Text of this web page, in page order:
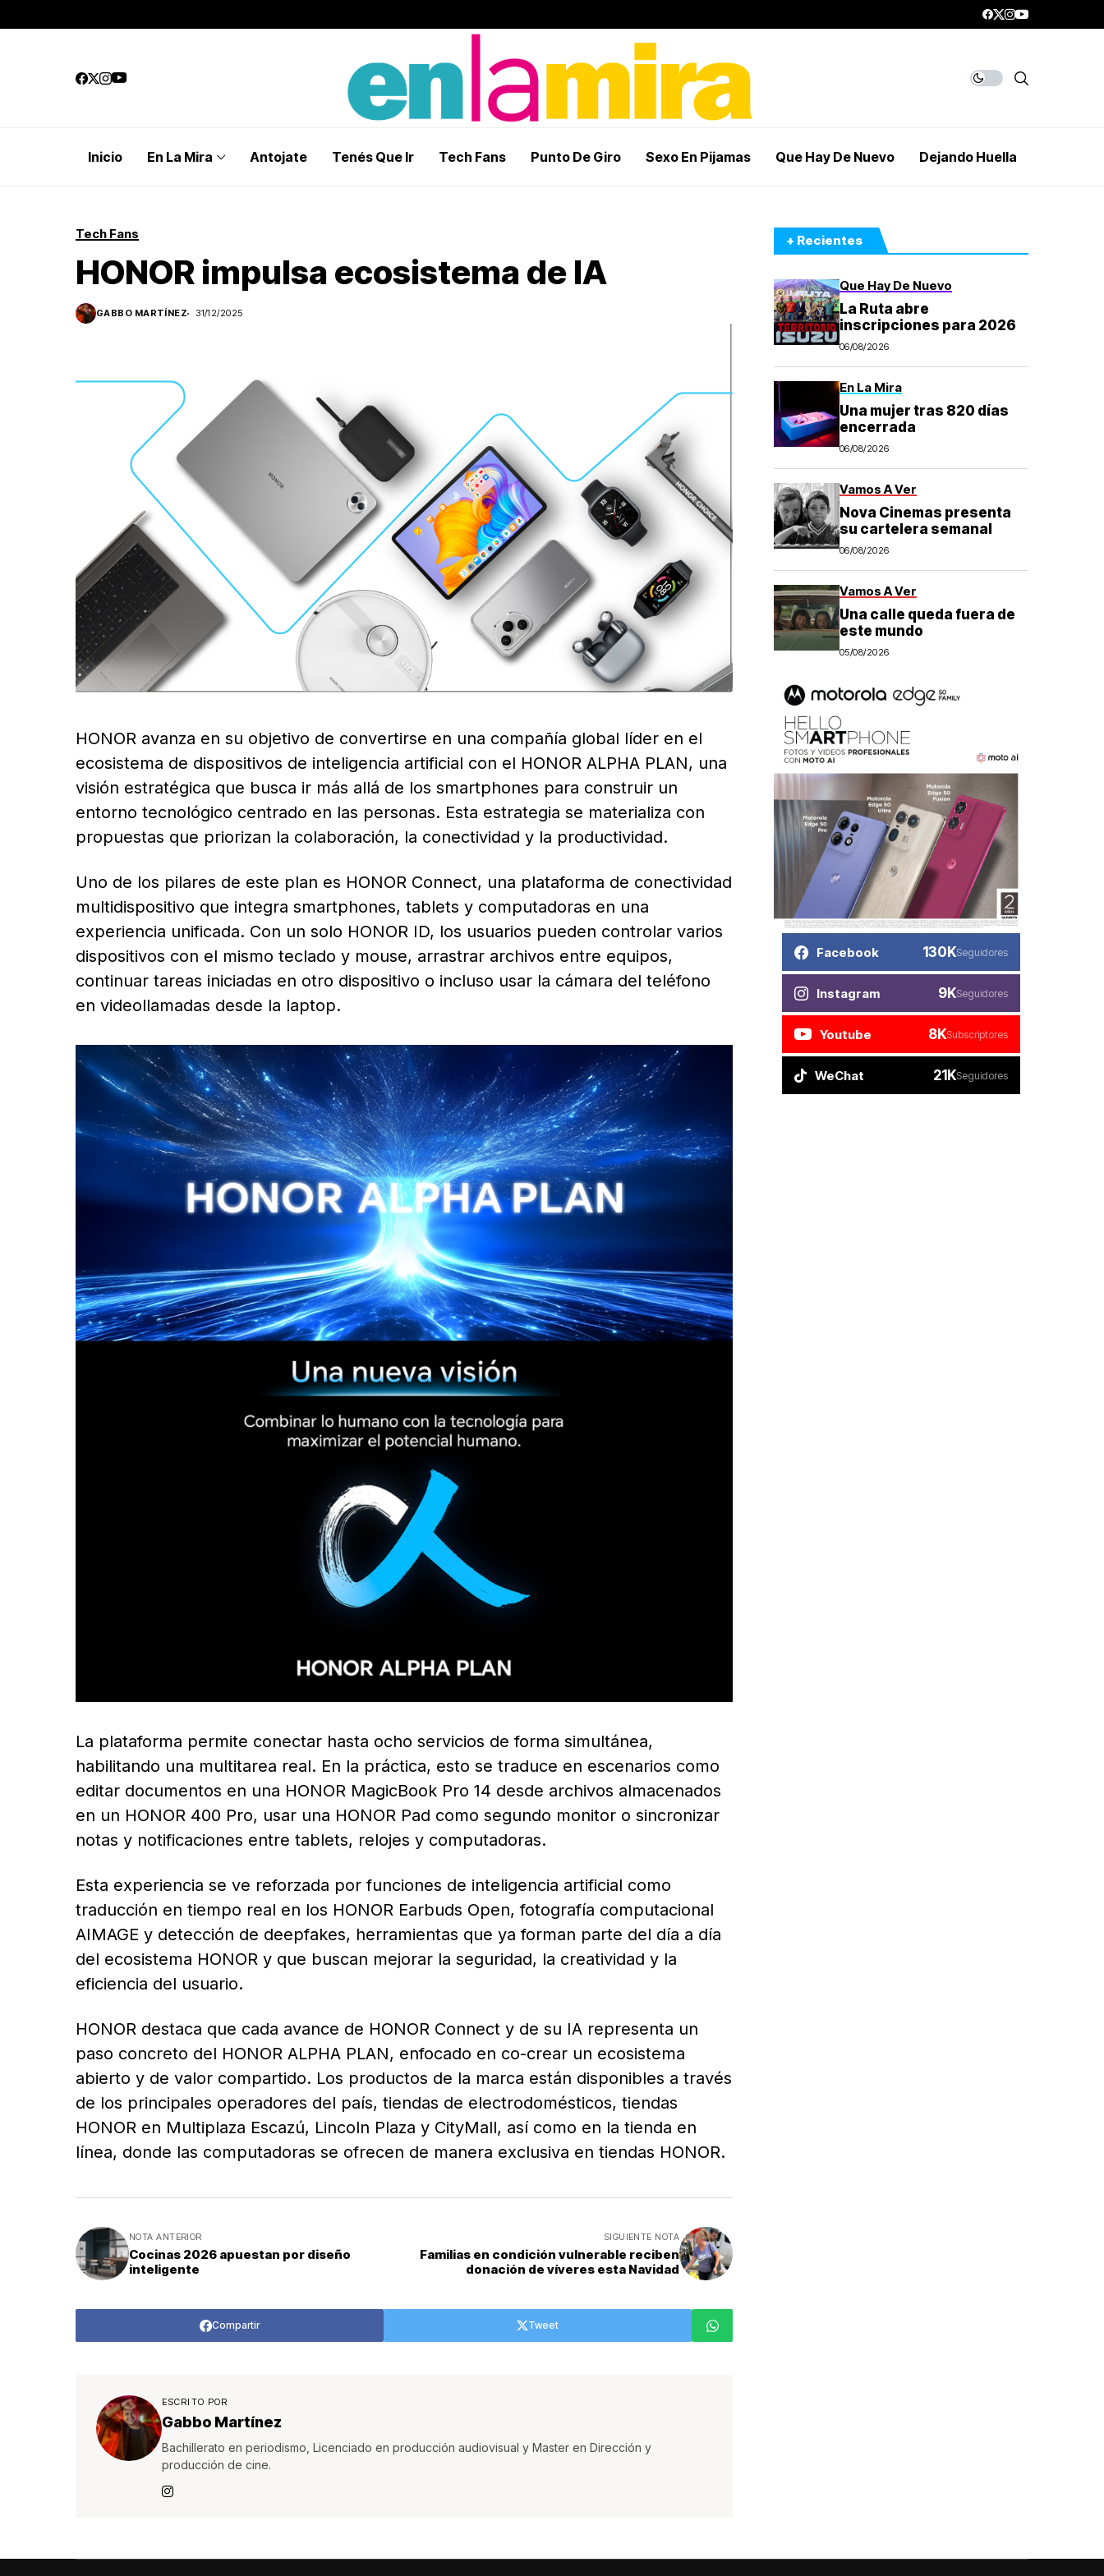
Inicio En La Mira Antojate Tenés Que Ir Tech Fans Punto De Giro Sexo En Pijamas Que Hay De Nuevo Dejando Huella
Tech Fans
HONOR impulsa ecosistema de IA
GABBO MARTÍNEZ 31/12/2025
HONOR avanza en su objetivo de convertirse en una compañía global líder en el
ecosistema de dispositivos de inteligencia artificial con el HONOR ALPHA PLAN, una
visión estratégica que busca ir más allá de los smartphones para construir un
entorno tecnológico centrado en las personas. Esta estrategia se materializa con
propuestas que priorizan la colaboración, la conectividad y la productividad.
Uno de los pilares de este plan es HONOR Connect, una plataforma de conectividad
multidispositivo que integra smartphones, tablets y computadoras en una
experiencia unificada. Con un solo HONOR ID, los usuarios pueden controlar varios
dispositivos con el mismo teclado y mouse, arrastrar archivos entre equipos,
continuar tareas iniciadas en otro dispositivo o incluso usar la cámara del teléfono
en videollamadas desde la laptop.
La plataforma permite conectar hasta ocho servicios de forma simultánea,
habilitando una multitarea real. En la práctica, esto se traduce en escenarios como
editar documentos en una HONOR MagicBook Pro 14 desde archivos almacenados
en un HONOR 400 Pro, usar una HONOR Pad como segundo monitor o sincronizar
notas y notificaciones entre tablets, relojes y computadoras.
Esta experiencia se ve reforzada por funciones de inteligencia artificial como
traducción en tiempo real en los HONOR Earbuds Open, fotografía computacional
AIMAGE y detección de deepfakes, herramientas que ya forman parte del día a día
del ecosistema HONOR y que buscan mejorar la seguridad, la creatividad y la
eficiencia del usuario.
HONOR destaca que cada avance de HONOR Connect y de su IA representa un
paso concreto del HONOR ALPHA PLAN, enfocado en co-crear un ecosistema
abierto y de valor compartido. Los productos de la marca están disponibles a través
de los principales operadores del país, tiendas de electrodomésticos, tiendas
HONOR en Multiplaza Escazú, Lincoln Plaza y CityMall, así como en la tienda en
línea, donde las computadoras se ofrecen de manera exclusiva en tiendas HONOR.
NOTA ANTERIOR
Cocinas 2026 apuestan por diseño
inteligente
SIGUIENTE NOTA
Familias en condición vulnerable reciben
donación de víveres esta Navidad
Compartir Tweet
ESCRITO POR
Gabbo Martínez
Bachillerato en periodismo, Licenciado en producción audiovisual y Master en Dirección y
producción de cine.
+ Recientes
Que Hay De Nuevo
La Ruta abre
inscripciones para 2026
06/08/2026
En La Mira
Una mujer tras 820 días
encerrada
06/08/2026
Vamos A Ver
Nova Cinemas presenta
su cartelera semanal
06/08/2026
Vamos A Ver
Una calle queda fuera de
este mundo
05/08/2026
Facebook 130KSeguidores
Instagram 9KSeguidores
Youtube 8KSubscriptores
WeChat 21KSeguidores